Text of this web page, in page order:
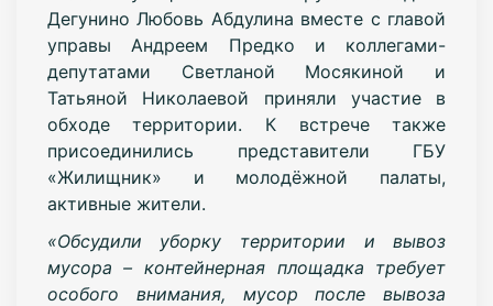
Дегунино Любовь Абдулина вместе с главой
управы Андреем Предко и коллегами-
депутатами Светланой Мосякиной и
Татьяной Николаевой приняли участие в
обходе территории. К встрече также
присоединились представители ГБУ
«Жилищник» и молодёжной палаты,
активные жители.
«Обсудили уборку территории и вывоз
мусора – контейнерная площадка требует
особого внимания, мусор после вывоза